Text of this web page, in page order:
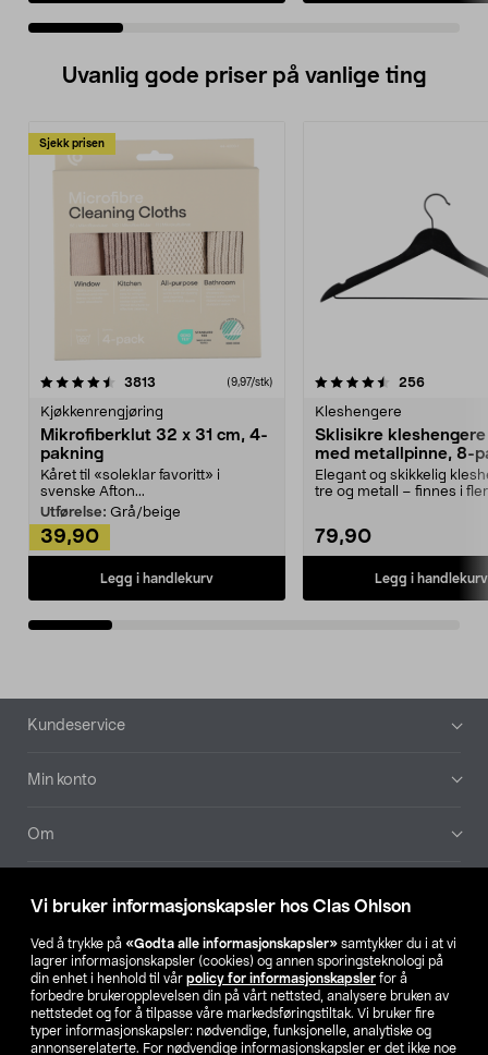
Vi bruker informasjonskapsler hos Clas Ohlson
Ved å trykke på «Godta alle informasjonskapsler» samtykker du i at vi
lagrer informasjonskapsler (cookies) og annen sporingsteknologi på
din enhet i henhold til vår policy for informasjonskapsler for å
forbedre brukeropplevelsen din på vårt nettsted, analysere bruken av
nettstedet og for å tilpasse våre markedsføringstiltak. Vi bruker fire
typer informasjonskapsler: nødvendige, funksjonelle, analytiske og
annonserelaterte. For nødvendige informasjonskapsler er det ikke noe
Uvanlig gode priser på vanlige ting
Sjekk prisen
3813 anmeldelser(9,97/stk)
Kjøkkenrengjøring
Mikrofiberklut 32 x 31 cm, 4-
pakning
Kåret til «soleklar favoritt» i
svenske Afton...
Utførelse: Grå/beige
39,90
Legg i handlekurv
4.5av 5 stjerner 256
Kleshengere
Sklisikre
med metallpinne, 8-
Elegant og skikkelig
tre og metall – finnes i
79,90
Legg i handlekurv
4.5av 5 stjerner
Bunntekst
Kundeservice
Min konto
Om
Våre selskaper
Finn din butikk
SE NO FI